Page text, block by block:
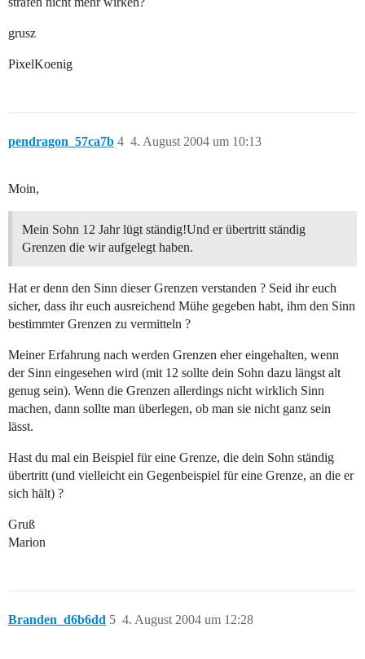
grusz
PixelKoenig
pendragon_57ca7b 4. August 2004 um 10:13
4
Moin,
Mein Sohn 12 Jahr lügt ständig!Und er übertritt ständig
Grenzen die wir aufgelegt haben.
Hat er denn den Sinn dieser Grenzen verstanden ? Seid ihr euch
sicher, dass ihr euch ausreichend Mühe gegeben habt, ihm den Sinn
bestimmter Grenzen zu vermitteln ?
Meiner Erfahrung nach werden Grenzen eher eingehalten, wenn
der Sinn eingesehen wird (mit 12 sollte dein Sohn dazu längst alt
genug sein). Wenn die Grenzen allerdings nicht wirklich Sinn
machen, dann sollte man überlegen, ob man sie nicht ganz sein
lässt.
Hast du mal ein Beispiel für eine Grenze, die dein Sohn ständig
übertritt (und vielleicht ein Gegenbeispiel für eine Grenze, an die er
sich hält) ?
Gruß
Marion
Branden_d6b6dd 4. August 2004 um 12:28
5